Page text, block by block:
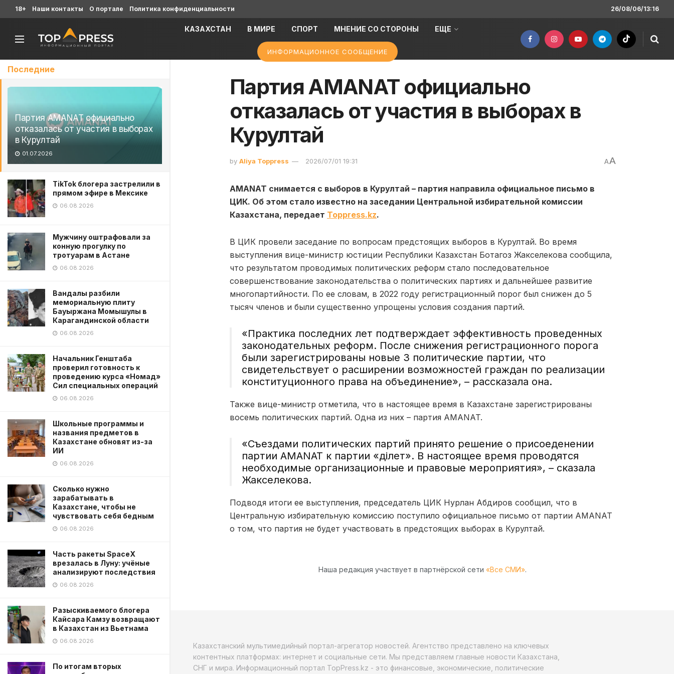
Последние
Партия AMANAT официально
отказалась от участия в выборах
в Курултай
01.07.2026
TikTok блогера застрелили в
прямом эфире в Мексике
06.08.2026
Мужчину оштрафовали за
конную прогулку по
тротуарам в Астане
06.08.2026
Вандалы разбили
мемориальную плиту
Бауыржана Момышулы в
Карагандинской области
06.08.2026
Начальник Генштаба
проверил готовность к
проведению курса «Номад»
Сил специальных операций
06.08.2026
Школьные программы и
названия предметов в
Казахстане обновят из-за
ИИ
06.08.2026
Сколько нужно
зарабатывать в
Казахстане, чтобы не
чувствовать себя бедным
06.08.2026
Часть ракеты SpaceX
врезалась в Луну: учёные
анализируют последствия
06.08.2026
Разыскиваемого блогера
Кайсара Камзу возвращают
в Казахстан из Вьетнама
06.08.2026
По итогам вторых
18+ Наши контакты О портале Политика конфиденциальности 26/08/06/13:16
КАЗАХСТАН В МИРЕ СПОРТ МНЕНИЕ СО СТОРОНЫ ЕЩЕ
ИНФОРМАЦИОННОЕ СООБЩЕНИЕ
Партия AMANAT официально
отказалась от участия в выборах в
Курултай
by Aliya Toppress 2026/07/01 19:31 AA
AMANAT снимается с выборов в Курултай – партия направила официальное письмо в
ЦИК. Об этом стало известно на заседании Центральной избирательной комиссии
Казахстана, передает Toppress.kz.
В ЦИК провели заседание по вопросам предстоящих выборов в Курултай. Во время
выступления вице-министр юстиции Республики Казахстан Ботагоз Жакселекова сообщила,
что результатом проводимых политических реформ стало последовательное
совершенствование законодательства о политических партиях и дальнейшее развитие
многопартийности. По ее словам, в 2022 году регистрационный порог был снижен до 5
тысяч членов и были существенно упрощены условия создания партий.
«Практика последних лет подтверждает эффективность проведенных
законодательных реформ. После снижения регистрационного порога
были зарегистрированы новые 3 политические партии, что
свидетельствует о расширении возможностей граждан по реализации
конституционного права на объединение», – рассказала она.
Также вице-министр отметила, что в настоящее время в Казахстане зарегистрированы
восемь политических партий. Одна из них – партия AMANAT.
«Съездами политических партий принято решение о присоеденении
партии AMANAT к партии «Әділет». В настоящее время проводятся
необходимые организационные и правовые мероприятия», – сказала
Жакселекова.
Подводя итоги ее выступления, председатель ЦИК Нурлан Абдиров сообщил, что в
Центральную избирательную комиссию поступило официальное письмо от партии AMANAT
о том, что партия не будет участвовать в предстоящих выборах в Курултай.
Наша редакция участвует в партнёрской сети «Все СМИ».
Казахстанский мультимедийный портал-агрегатор новостей. Агентство представлено на ключевых
контентных платформах: интернет и социальные сети. Мы представляем главные новости Казахстана,
СНГ и мира. Информационный портал TopPress.kz - это финансовые, экономические, политические